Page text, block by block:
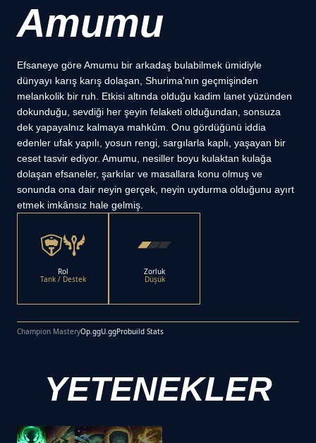
Amumu
Efsaneye göre Amumu bir arkadaş bulabilmek ümidiyle
dünyayı karış karış dolaşan, Shurima'nın geçmişinden
melankolik bir ruh. Etkisi altında olduğu kadim lanet yüzünden
dokunduğu, sevdiği her şeyin felaketi olduğundan, sonsuza
dek yapayalnız kalmaya mahkûm. Onu gördüğünü iddia
edenler ufak yapılı, yosun rengi, sargılarla kaplı, yaşayan bir
ceset tasvir ediyor. Amumu, nesiller boyu kulaktan kulağa
dolaşan efsaneler, şarkılar ve masallara konu olmuş ve
sonunda ona dair neyin gerçek, neyin uydurma olduğunu ayırt
etmek imkânsız hale gelmiş.
Rol
Tank / Destek
Zorluk
Düşük
Champion MasteryOp.ggU.ggProbuild Stats
YETENEKLER